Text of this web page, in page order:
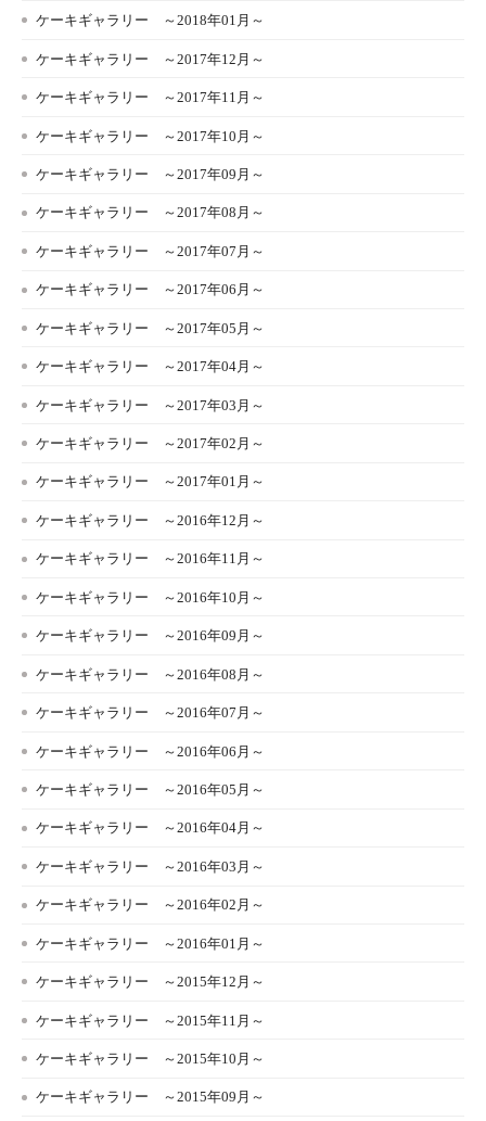
ケーキギャラリー ～2018年01月～
ケーキギャラリー ～2017年12月～
ケーキギャラリー ～2017年11月～
ケーキギャラリー ～2017年10月～
ケーキギャラリー ～2017年09月～
ケーキギャラリー ～2017年08月～
ケーキギャラリー ～2017年07月～
ケーキギャラリー ～2017年06月～
ケーキギャラリー ～2017年05月～
ケーキギャラリー ～2017年04月～
ケーキギャラリー ～2017年03月～
ケーキギャラリー ～2017年02月～
ケーキギャラリー ～2017年01月～
ケーキギャラリー ～2016年12月～
ケーキギャラリー ～2016年11月～
ケーキギャラリー ～2016年10月～
ケーキギャラリー ～2016年09月～
ケーキギャラリー ～2016年08月～
ケーキギャラリー ～2016年07月～
ケーキギャラリー ～2016年06月～
ケーキギャラリー ～2016年05月～
ケーキギャラリー ～2016年04月～
ケーキギャラリー ～2016年03月～
ケーキギャラリー ～2016年02月～
ケーキギャラリー ～2016年01月～
ケーキギャラリー ～2015年12月～
ケーキギャラリー ～2015年11月～
ケーキギャラリー ～2015年10月～
ケーキギャラリー ～2015年09月～